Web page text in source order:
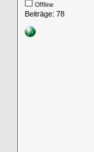
Offline
Beiträge: 78